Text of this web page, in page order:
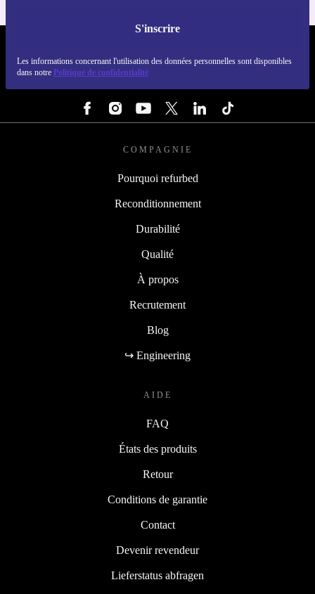
S'inscrire
Les informations concernant l'utilisation des données personnelles sont disponibles
dans notre Politique de confidentialité
COMPAGNIE
Pourquoi refurbed
Reconditionnement
Durabilité
Qualité
À propos
Recrutement
Blog
↪ Engineering
AIDE
FAQ
États des produits
Retour
Conditions de garantie
Contact
Devenir revendeur
Lieferstatus abfragen